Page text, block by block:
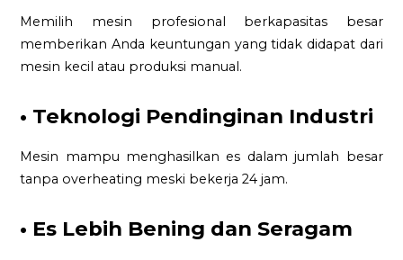
Memilih mesin profesional berkapasitas besar
memberikan Anda keuntungan yang tidak didapat dari
mesin kecil atau produksi manual.
• Teknologi Pendinginan Industri
Mesin mampu menghasilkan es dalam jumlah besar
tanpa overheating meski bekerja 24 jam.
• Es Lebih Bening dan Seragam